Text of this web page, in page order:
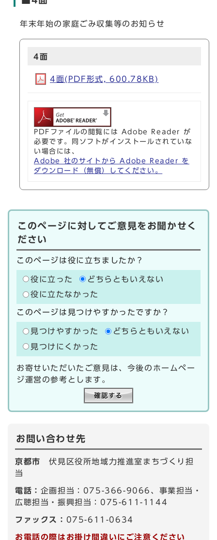
年末年始の家庭ごみ収集等のお知らせ
4面
4面(PDF形式, 600.78KB)
PDFファイルの閲覧には Adobe Reader が
必要です。同ソフトがインストールされていな
い場合には、
Adobe 社のサイトから Adobe Reader を
ダウンロード（無償）してください。
このページに対してご意見をお聞かせく
ださい
このページは役に立ちましたか？
役に立った
どちらともいえない
役に立たなかった
このページは見つけやすかったですか？
見つけやすかった
どちらともいえない
見つけにくかった
お寄せいただいたご意見は、今後のホームペー
ジ運営の参考とします。
お問い合わせ先
京都市伏見区役所地域力推進室まちづくり担
当
電話： 企画担当：075-366-9066、事業担当・
広聴担当・振興担当：075-611-1144
ファックス： 075-611-0634
お電話の際はお掛け間違いにご注意ください